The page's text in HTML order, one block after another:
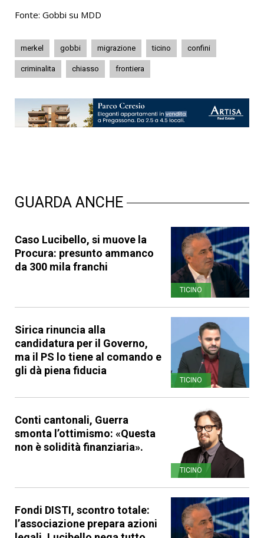
Fonte: Gobbi su MDD
merkel gobbi migrazione ticino confini
criminalita chiasso frontiera
GUARDA ANCHE
Caso Lucibello, si muove la
Procura: presunto ammanco
da 300 mila franchi
TICINO
Sirica rinuncia alla
candidatura per il Governo,
ma il PS lo tiene al comando e
gli dà piena fiducia
TICINO
Conti cantonali, Guerra
smonta l’ottimismo: «Questa
non è solidità finanziaria».
TICINO
Fondi DISTI, scontro totale:
l’associazione prepara azioni